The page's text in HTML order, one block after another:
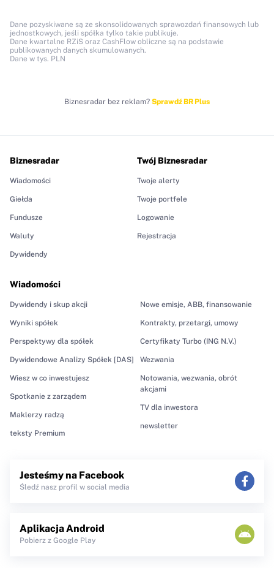
Dane pozyskiwane są ze skonsolidowanych sprawozdań finansowych lub
jednostkowych, jeśli spółka tylko takie publikuje.
Dane kwartalne RZiS oraz CashFlow obliczne są na podstawie
publikowanych danych skumulowanych.
Dane w tys. PLN
Biznesradar bez reklam? Sprawdź BR Plus
Biznesradar
Wiadomości
Giełda
Fundusze
Waluty
Dywidendy
Wiadomości
Dywidendy i skup akcji
Wyniki spółek
Perspektywy dla spółek
Dywidendowe Analizy Spółek [DAS]
Wiesz w co inwestujesz
Spotkanie z zarządem
Maklerzy radzą
teksty Premium
Nowe emisje, ABB, finansowanie
Kontrakty, przetargi, umowy
Certyfikaty Turbo (ING N.V.)
Wezwania
Notowania, wezwania, obrót
akcjami
TV dla inwestora
newsletter
Twój Biznesradar
Twoje alerty
Twoje portfele
Logowanie
Rejestracja
Jesteśmy na Facebook
Śledź nasz profil w social media
Aplikacja Android
Pobierz z Google Play